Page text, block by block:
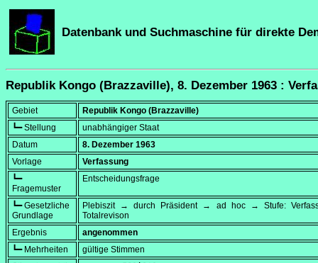
Datenbank und Suchmaschine für direkte
Republik Kongo (Brazzaville), 8. Dezember 1963 :
Gebiet
Republik Kongo (Brazzaville)
┗━ Stellung
unabhängiger Staat
Datum
8. Dezember 1963
Vorlage
Verfassung
┗━
Fragemuster
Entscheidungsfrage
┗━ Gesetzliche
Grundlage
Plebiszit → durch Präsident → ad hoc → Stufe:
Totalrevison
Ergebnis
angenommen
┗━ Mehrheiten
gültige Stimmen